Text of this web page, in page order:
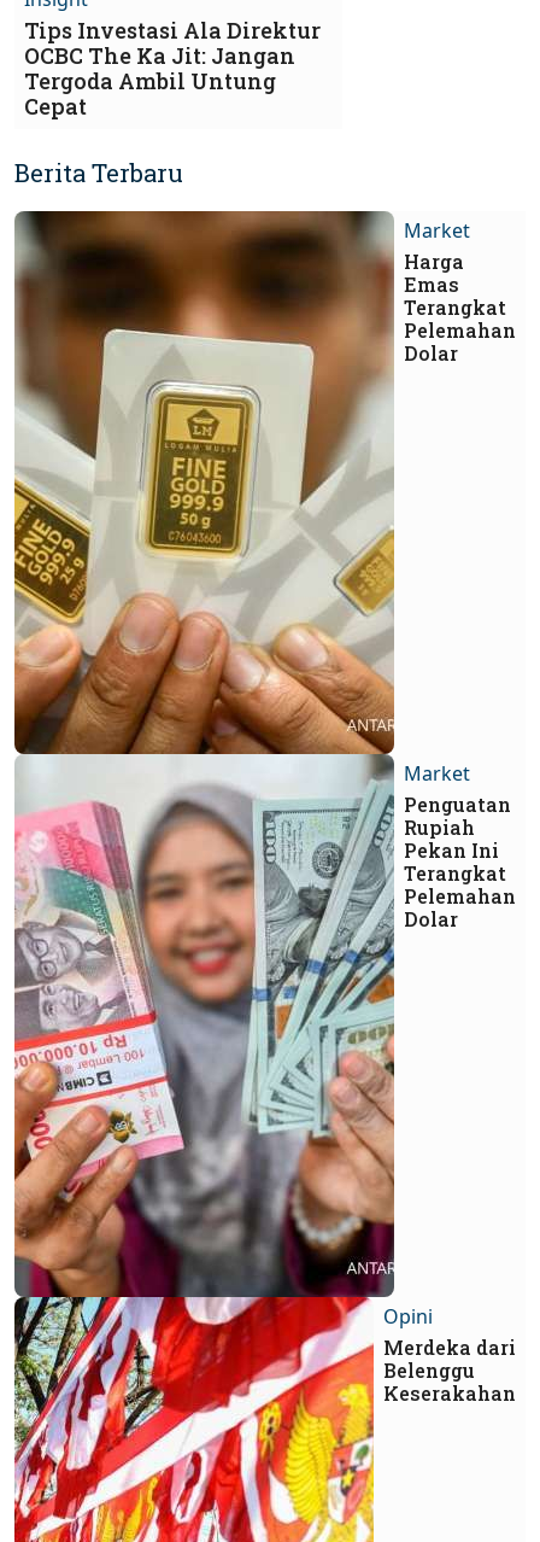
Tips Investasi Ala Direktur
OCBC The Ka Jit: Jangan
Tergoda Ambil Untung
Cepat
Berita Terbaru
Market
Harga
Emas
Terangkat
Pelemahan
Dolar
Market
Penguatan
Rupiah
Pekan Ini
Terangkat
Pelemahan
Dolar
Opini
Merdeka dari
Belenggu
Keserakahan